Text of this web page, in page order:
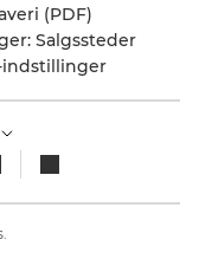
(PDF)
Salgssteder
indstillinger